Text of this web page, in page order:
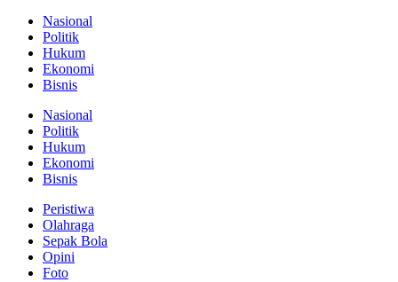
Nasional
Politik
Hukum
Ekonomi
Bisnis
Nasional
Politik
Hukum
Ekonomi
Bisnis
Peristiwa
Olahraga
Sepak Bola
Opini
Foto